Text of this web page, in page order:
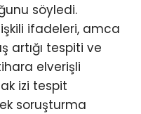
söyledi.
ifadeleri, amca
artığı tespiti ve
elverişli
izi tespit
soruşturma